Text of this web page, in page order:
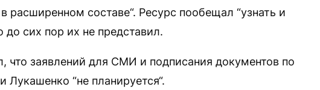
расширенном составе“. Ресурс пообещал “узнать и
до сих пор их не представил.
что заявлений для СМИ и подписания документов по
Лукашенко “не планируется“.